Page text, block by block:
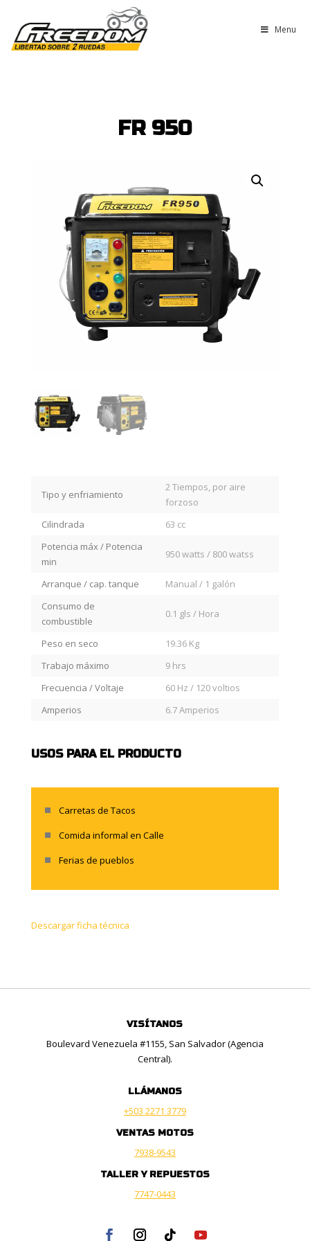
Menu
FR 950
Tipo y enfriamiento
2 Tiempos, por aire
forzoso
Cilindrada
63 cc
Potencia máx / Potencia
min
950 watts / 800 watss
Arranque / cap. tanque
Manual / 1 galón
Consumo de
combustible
0.1 gls / Hora
Peso en seco
19.36 Kg
Trabajo máximo
9 hrs
Frecuencia / Voltaje
60 Hz / 120 voltios
Amperios
6.7 Amperios
USOS PARA EL PRODUCTO
Carretas de Tacos
Comida informal en Calle
Ferias de pueblos
Descargar ficha técnica
VISÍTANOS
Boulevard Venezuela #1155, San Salvador (Agencia
Central).
LLÁMANOS
+503 2271 3779
VENTAS MOTOS
7938-9543
TALLER Y REPUESTOS
7747-0443